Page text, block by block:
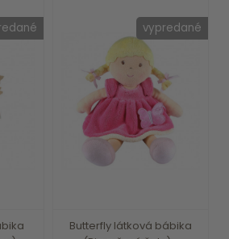
Butterfly látková bábika
vypredané